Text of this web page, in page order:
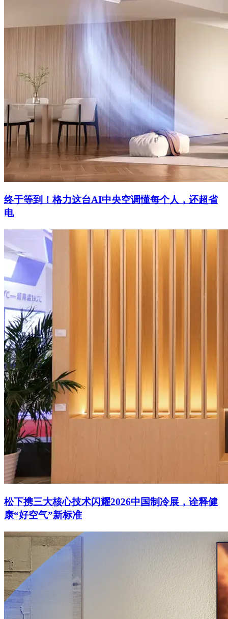
终于等到！格力这台AI中央空调懂每个人，还超省
电
松下携三大核心技术闪耀2026中国制冷展，诠释健
康“好空气”新标准